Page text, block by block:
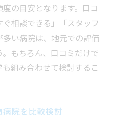
の目安となります。口コ
相談できる」「スタッフ
い病院は、地元での評価
もちろん、口コミだけで
組み合わせて検討するこ
院を比較検討